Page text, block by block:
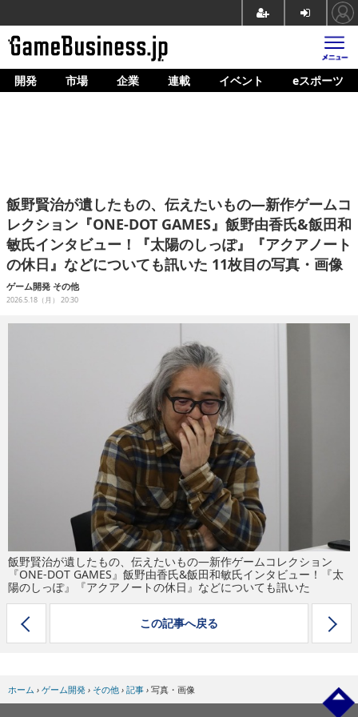
ホーム
企業動向
人材育成
産業政策
開発 市場 企業 連載 イベント eスポーツ
飯野賢治が遺したもの、伝えたいもの―新作ゲームコ
レクション『ONE-DOT GAMES』飯野由香氏&飯田和
敏氏インタビュー！『太陽のしっぽ』『アクアノート
の休日』などについても訊いた 11枚目の写真・画像
ゲーム開発 その他
2026.5.18（月） 20:30
飯野賢治が遺したもの、伝えたいもの―新作ゲームコレクション
『ONE-DOT GAMES』飯野由香氏&飯田和敏氏インタビュー！『太
陽のしっぽ』『アクアノートの休日』などについても訊いた
この記事へ戻る
ホーム › ゲーム開発 › その他 › 記事 › 写真・画像